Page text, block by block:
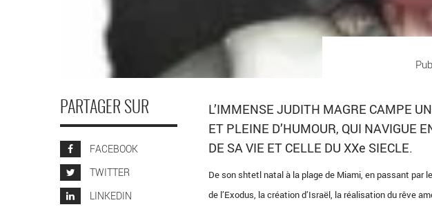
PARTAGER SUR
FACEBOOK
TWITTER
LINKEDIN
L’IMMENSE JUDITH MAGRE CAMPE
ET PLEINE D’HUMOUR, QUI NAVIGUE
DE SA VIE ET CELLE DU XXe SIECLE.
De son shtetl natal à la plage de Miami, en passant par
de l’Exodus, la création d’Israël, la réalisation du rêve